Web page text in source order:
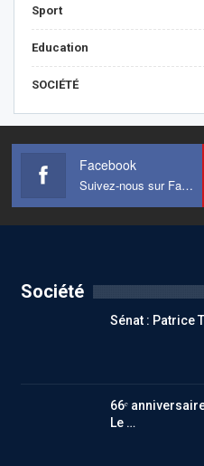
Sport
Education
SOCIÉTÉ
Facebook
Suivez-nous sur Facebook
Société
Sénat : Patrice
66ᵉ
Le …